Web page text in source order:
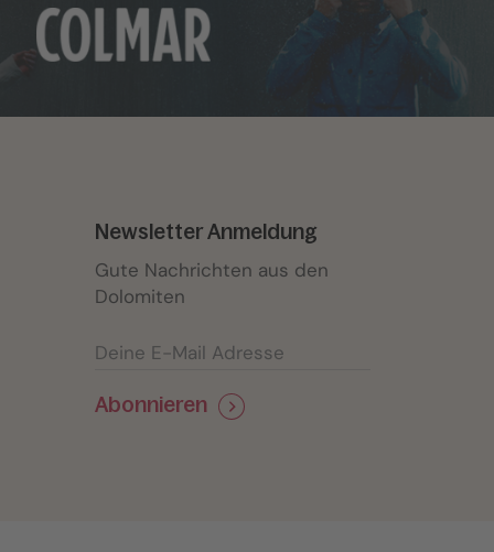
Newsletter Anmeldung
Gute Nachrichten aus den
Dolomiten
Abonnieren